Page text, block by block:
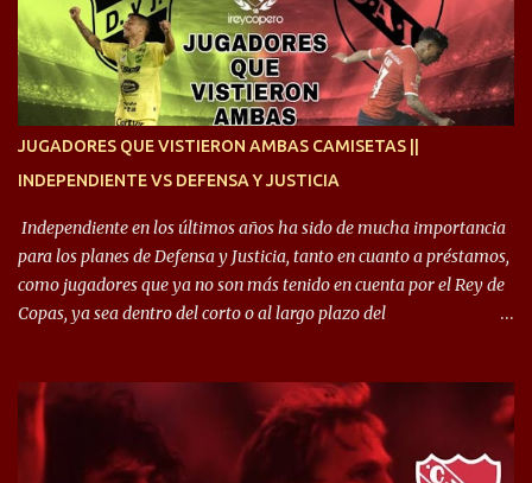
quise dar lo mejor. Si me toca marcharme, estoy agradecido al
hincha”. 🎙️“El equipo hizo un gran trabajo, quedó demostrado en el
resultado. Es nuestro segundo partido, en la pretemporada nos
enfocamos en la preparación física. El grupo está encontrando la
JUGADORES QUE VISTIERON AMBAS CAMISETAS ||
INDEPENDIENTE VS DEFENSA Y JUSTICIA
Independiente en los últimos años ha sido de mucha importancia
para los planes de Defensa y Justicia, tanto en cuanto a préstamos,
como jugadores que ya no son más tenido en cuenta por el Rey de
Copas, ya sea dentro del corto o al largo plazo del
Halcón de Varela, como lo es Brian Romero, quien paso a
préstamo allí durante el último mercado de pases y ha rendido de
gran manera, convirtiendo goles importantes, sobre todo en la